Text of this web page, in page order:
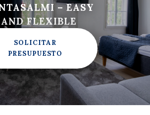
– EASY
AND FLEXIBLE
SOLICITAR
PRESUPUESTO